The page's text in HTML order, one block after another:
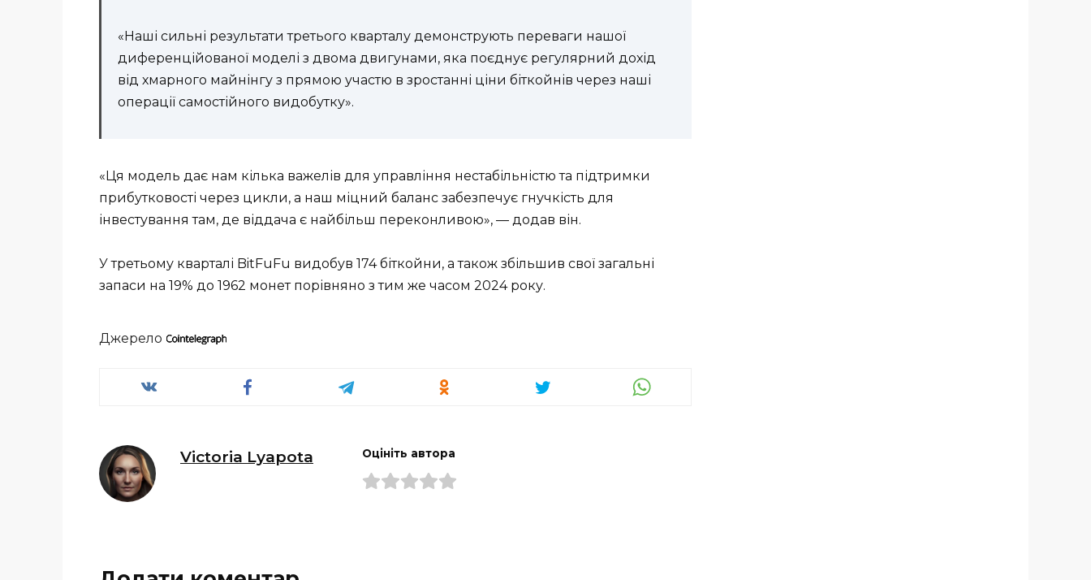
«Наші сильні результати третього кварталу демонструють переваги нашої
диференційованої моделі з двома двигунами, яка поєднує регулярний дохід
від хмарного майнінгу з прямою участю в зростанні ціни біткойнів через наші
операції самостійного видобутку».
«Ця модель дає нам кілька важелів для управління нестабільністю та підтримки
прибутковості через цикли, а наш міцний баланс забезпечує гнучкість для
інвестування там, де віддача є найбільш переконливою», — додав він.
У третьому кварталі BitFuFu видобув 174 біткойни, а також збільшив свої загальні
запаси на 19% до 1962 монет порівняно з тим же часом 2024 року.
Джерело
Victoria Lyapota Оцініть автора